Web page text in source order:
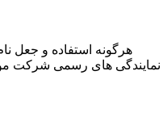
هرگونه استفاده و جعل
نمایندگی های رسمی شرکت